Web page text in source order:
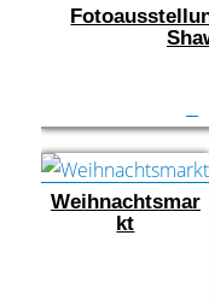
Weihnachtsmar
kt